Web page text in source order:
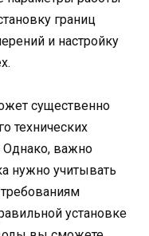
границ
и настройку
существенно
технических
Однако, важно
нужно учитывать
установке